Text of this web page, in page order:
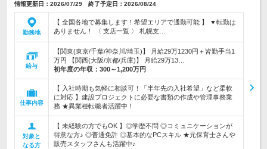
情報更新日：2026/07/29 終了予定日：2026/08/24
勤務地
【 全国各地で募集します！希望エリアで通勤可能 】 ▼転勤は
ありません！ 〈 支店一覧 〉 札幌支…
給与
【関東(東京/千葉/神奈川/埼玉)】 月給29万1230円＋皆勤手当1
万円 【関西(大阪/京都/兵庫)】 月給29万13…
初年度の年収： 300～1,200万円
仕事内容
【 入社時期も気軽に相談可！「半年先の入社希望」など柔軟
に対応 】建設プロジェクトに必要な書類の作成や管理事務業
務 ★異業種転職者活躍中！
対象と
なる方
【 未経験の方でもOK 】◎学歴不問 ◎コミュニケーションが
得意な方♪ ◎普通免許 ◎基本的なPCスキル ★元保育士さんや
販売スタッフさんも活躍中♪